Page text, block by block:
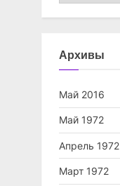
Архивы
Май 2016
Май 1972
Апрель 1972
Март 1972